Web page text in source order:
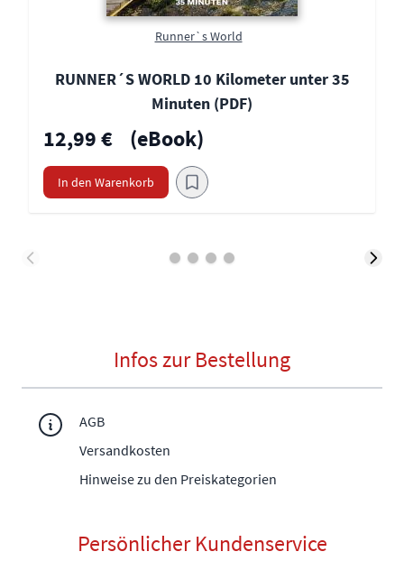
Runner`s World
RUNNER´S WORLD 10 Kilometer unter 35
Minuten (PDF)
12,99 € (eBook)
In den Warenkorb
Infos zur Bestellung
AGB
Versandkosten
Hinweise zu den Preiskategorien
Persönlicher Kundenservice